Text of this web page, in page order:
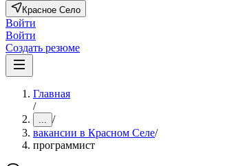
Красное Село
Войти
Войти
Создать резюме
Главная
/
... /
вакансии в Красном Селе/
программист